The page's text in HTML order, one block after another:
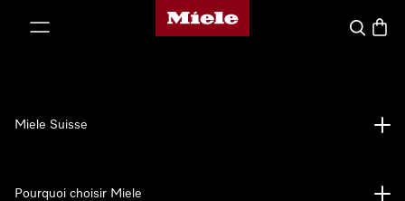
Page d'accueil de Miele
Search
Miele Suisse
Pourquoi choisir Miele